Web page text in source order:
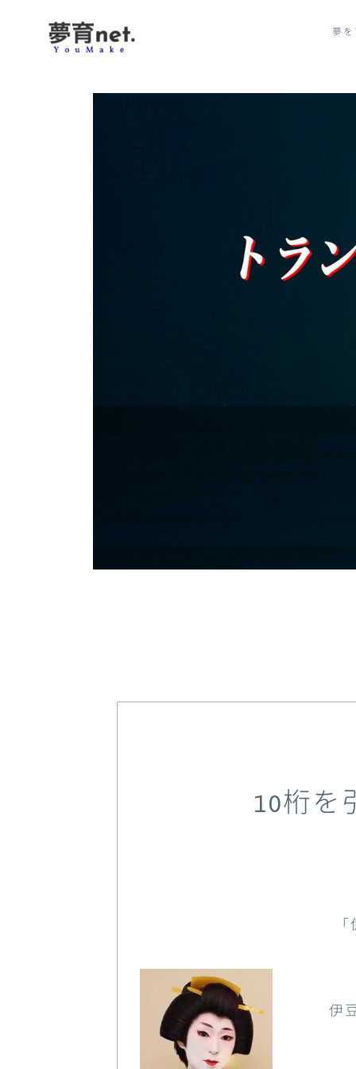
夢を育て、夢で
10桁
伊